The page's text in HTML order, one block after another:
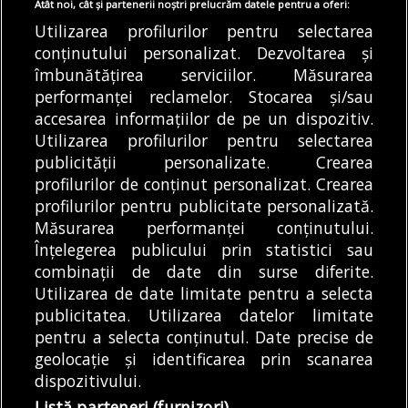
face o economie destul
de mare
Bucureștiul este parțial
independent energetic
ziua, când în Capitală
și în Ilfov...
05/08/2026
lansat în dezbatere
publică un nou
regulament pentru...
DEANDREEA STĂNĂRÎNGĂ
05/08/2026
MODIFICĂ SETĂRILE COOKIES
© Copyright 2025 - Buletin de București.
Găzduit dePresslabs.com. Powered by TRS Design.
Despre
Noi
Media
Kit
Politică De
Confidențialitate
Cookie
Policy (EU)
Cookie
Policy
Tweet
Share this selection
Atât noi, cât și partenerii noștri prelucrăm datele pentru a oferi:
Utilizarea profilurilor pentru selectarea
conținutului personalizat. Dezvoltarea și
îmbunătățirea serviciilor. Măsurarea
performanței reclamelor. Stocarea și/sau
accesarea informațiilor de pe un dispozitiv.
Utilizarea profilurilor pentru selectarea
publicității personalizate. Crearea
profilurilor de conținut personalizat. Crearea
profilurilor pentru publicitate personalizată.
Măsurarea performanței conținutului.
Înțelegerea publicului prin statistici sau
combinații de date din surse diferite.
Utilizarea de date limitate pentru a selecta
publicitatea. Utilizarea datelor limitate
pentru a selecta conținutul. Date precise de
geolocație și identificarea prin scanarea
dispozitivului.